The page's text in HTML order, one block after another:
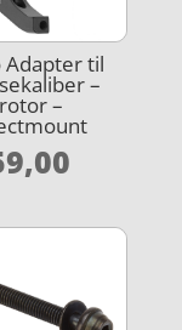
Adapter til
–
–